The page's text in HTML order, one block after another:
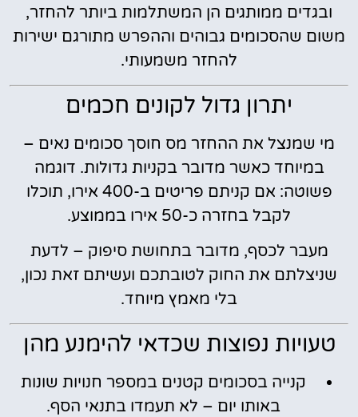
ובגדים ממותגים הן המשתלמות ביותר להחזר,
משום שהסכומים גבוהים וההפרש מתורגם ישירות
להחזר משמעותי.
יתרון גדול לקונים חכמים
מי שמנצל את ההחזר מס חוסך סכומים נאים –
במיוחד כאשר מדובר בקניות גדולות. דוגמה
פשוטה: אם קניתם פריטים ב-400 אירו, תוכלו
לקבל בחזרה כ-50 אירו בממוצע.
מעבר לכסף, מדובר בתחושת סיפוק – לדעת
שניצלתם את החוק לטובתכם ועשיתם זאת נכון,
בלי מאמץ מיוחד.
טעויות נפוצות שכדאי להימנע מהן
קנייה בסכומים קטנים במספר חנויות שונות
באותו יום – לא תעמדו בתנאי הסף.